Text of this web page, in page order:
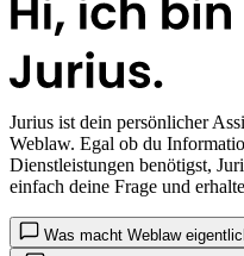
Jurius ist dein persönlicher
Weblaw. Egal ob du
Dienstleistungen benötigst,
einfach deine Frage und
Was macht Weblaw